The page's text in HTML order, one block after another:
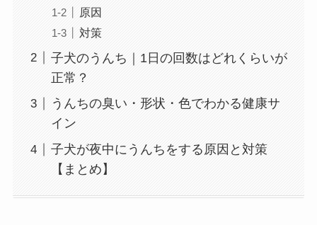
原因
対策
子犬のうんち｜1日の回数はどれくらいが
正常？
うんちの臭い・形状・色でわかる健康サ
イン
子犬が夜中にうんちをする原因と対策
【まとめ】